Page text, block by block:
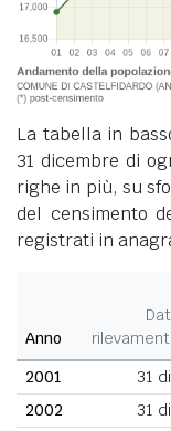
La tabella in
31 dicembre di
righe in più, su
del censimento
registrati in
Anno
2001
31
2002
31